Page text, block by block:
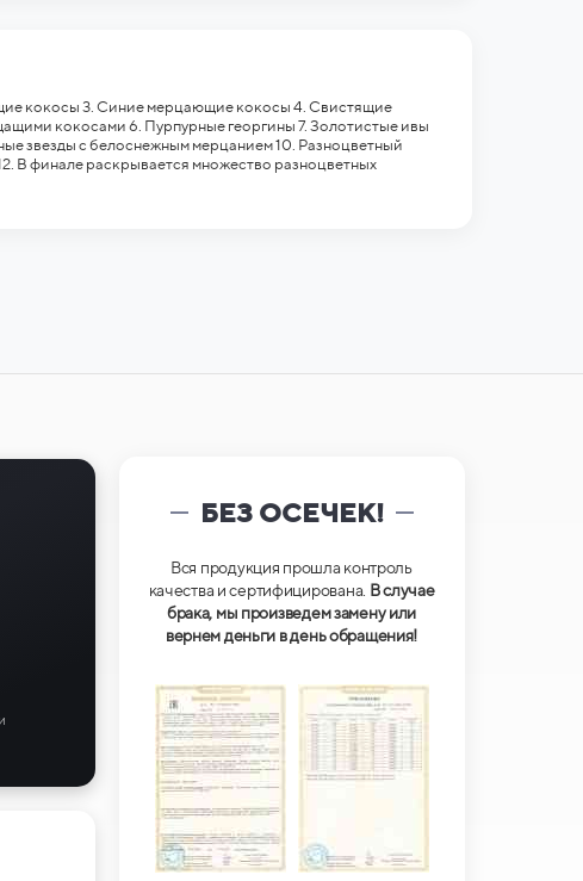
кокосы 3. Синие мерцающие кокосы 4. Свистящие
кокосами 6. Пурпурные георгины 7. Золотистые ивы
звезды с белоснежным мерцанием 10. Разноцветный
В финале раскрывается множество разноцветных
БЕЗ ОСЕЧЕК!
Вся продукция прошла контроль
качества и сертифицирована. В случае
брака, мы произведем замену или
вернем деньги в день обращения!